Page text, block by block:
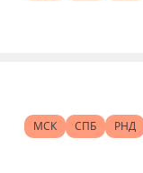
МСК СПБ РНД